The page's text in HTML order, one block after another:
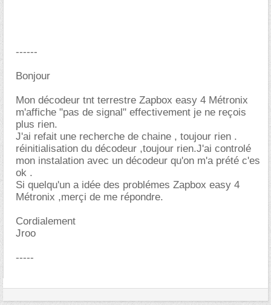
------
Bonjour
Mon décodeur tnt terrestre Zapbox easy 4 Métronix
m'affiche "pas de signal" effectivement je ne reçois
plus rien.
J'ai refait une recherche de chaine , toujour rien .
réinitialisation du décodeur ,toujour rien.J'ai controlé
mon instalation avec un décodeur qu'on m'a prété c'es
ok .
Si quelqu'un a idée des problémes Zapbox easy 4
Métronix ,merçi de me répondre.
Cordialement
Jroo
-----